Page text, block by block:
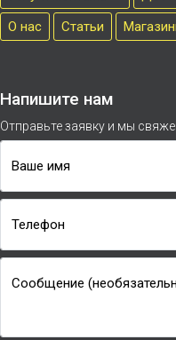
О нас
Cтатьи
Напишите нам
Отправьте заявку и мы
Ваше имя
Телефон
Сообщение